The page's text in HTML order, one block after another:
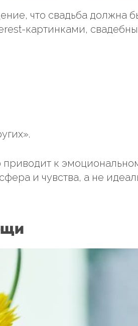
что свадьба должна
картинками,
к
и чувства, а не